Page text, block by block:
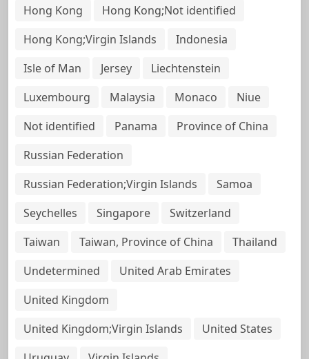
Hong Kong
Hong Kong;Not identified
Hong Kong;Virgin Islands
Indonesia
Isle of Man
Jersey
Liechtenstein
Luxembourg
Malaysia Monaco
Niue
Not identified
Panama
Province of China
Russian Federation
Russian Federation;Virgin Islands
Samoa
Seychelles
Singapore
Switzerland
Taiwan
Taiwan, Province of China
Thailand
Undetermined
United Arab Emirates
United Kingdom
United Kingdom;Virgin Islands
United States